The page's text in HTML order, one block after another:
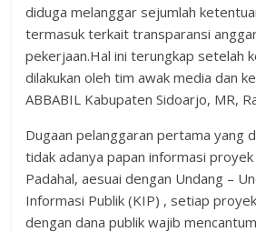
diduga melanggar sejumlah
termasuk terkait transparansi
pekerjaan.Hal ini terungkap setelah
dilakukan oleh tim awak media dan
ABBABIL Kabupaten Sidoarjo, MR,
Dugaan pelanggaran pertama yang
tidak adanya papan informasi
Padahal, aesuai dengan Undang –
Informasi Publik (KIP) , setiap
dengan dana publik wajib